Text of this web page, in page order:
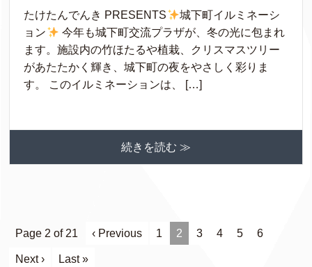
たけたんでんき PRESENTS
城下町イルミネーシ
ョン
今年も城下町交流プラザが、冬の光に包まれ
ます。施設内の竹ほたるや植栽、クリスマスツリー
があたたかく輝き、城下町の夜をやさしく彩りま
す。 このイルミネーションは、 […]
続きを読む ≫
Page 2 of 21 ‹ Previous 1 2 3 4 5 6
Next › Last »